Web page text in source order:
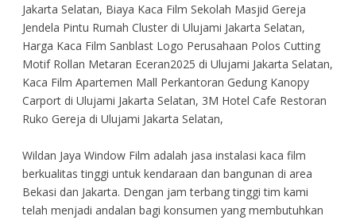
Jakarta Selatan, Biaya Kaca Film Sekolah Masjid Gereja
Jendela Pintu Rumah Cluster di Ulujami Jakarta Selatan,
Harga Kaca Film Sanblast Logo Perusahaan Polos Cutting
Motif Rollan Metaran Eceran2025 di Ulujami Jakarta Selatan,
Kaca Film Apartemen Mall Perkantoran Gedung Kanopy
Carport di Ulujami Jakarta Selatan, 3M Hotel Cafe Restoran
Ruko Gereja di Ulujami Jakarta Selatan,
Wildan Jaya Window Film adalah jasa instalasi kaca film
berkualitas tinggi untuk kendaraan dan bangunan di area
Bekasi dan Jakarta. Dengan jam terbang tinggi tim kami
telah menjadi andalan bagi konsumen yang membutuhkan